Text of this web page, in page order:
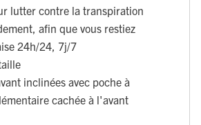
lutter contre la transpiration
afin que vous restiez
24h/24, 7j/7
inclinées avec poche à
cachée à l'avant